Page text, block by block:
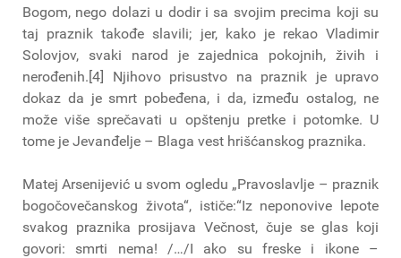
Bogom, nego dolazi u dodir i sa svojim precima koji su
taj praznik takođe slavili; jer, kako je rekao Vladimir
Solovjov, svaki narod je zajednica pokojnih, živih i
nerođenih.[4] Njihovo prisustvo na praznik je upravo
dokaz da je smrt pobeđena, i da, između ostalog, ne
može više sprečavati u opštenju pretke i potomke. U
tome je Jevanđelje – Blaga vest hrišćanskog praznika.
Matej Arsenijević u svom ogledu „Pravoslavlje – praznik
bogočovečanskog života“, ističe:“Iz neponovive lepote
svakog praznika prosijava Večnost, čuje se glas koji
govori: smrti nema! /…/I ako su freske i ikone –